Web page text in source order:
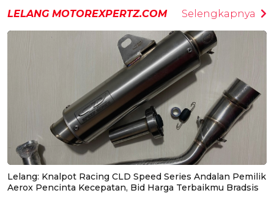
LELANG MOTOREXPERTZ.COM Selengkapnya
Lelang: Knalpot Racing CLD Speed Series Andalan Pemilik
Aerox Pencinta Kecepatan, Bid Harga Terbaikmu Bradsis